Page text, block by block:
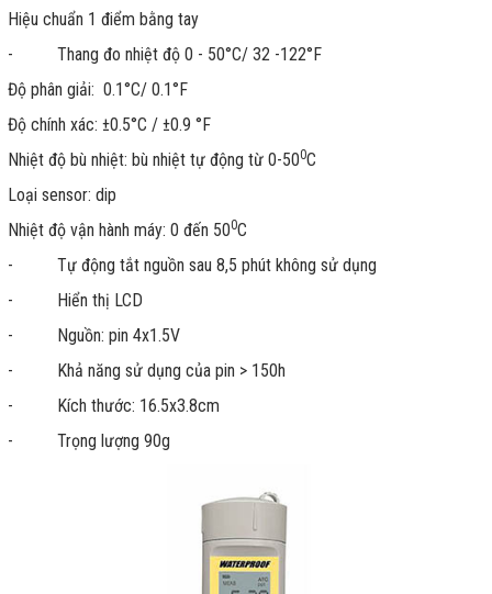
Hiệu chuẩn 1 điểm bằng tay
- Thang đo nhiệt độ 0 - 50°C/ 32 -122°F
Độ phân giải: 0.1°C/ 0.1°F
Độ chính xác: ±0.5°C / ±0.9 °F
Nhiệt độ bù nhiệt: bù nhiệt tự động từ 0-500C
Loại sensor: dip
Nhiệt độ vận hành máy: 0 đến 500C
- Tự động tắt nguồn sau 8,5 phút không sử dụng
- Hiển thị LCD
- Nguồn: pin 4x1.5V
- Khả năng sử dụng của pin > 150h
- Kích thước: 16.5x3.8cm
- Trọng lượng 90g